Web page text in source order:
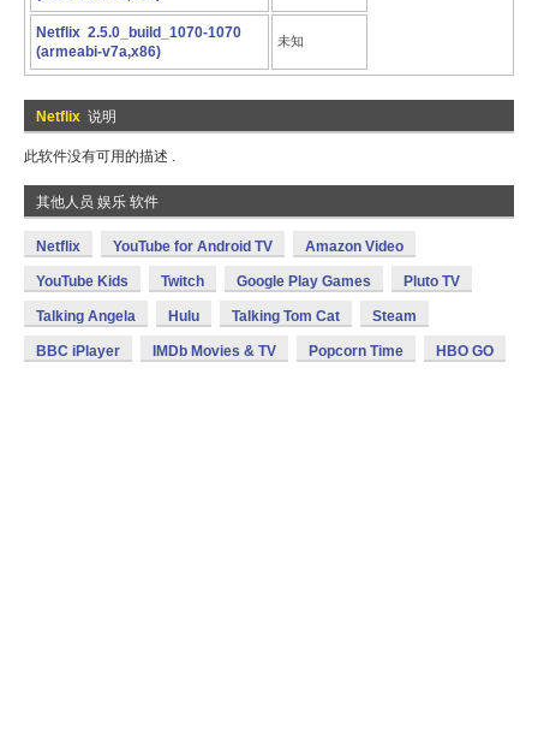
Netflix 2.5.0_build_1070-1070
(armeabi-v7a,x86)
未知
Netflix 说明
此软件没有可用的描述 .
其他人员 娱乐 软件
Netflix YouTube for Android TV Amazon Video
YouTube Kids Twitch Google Play Games Pluto TV
Talking Angela Hulu Talking Tom Cat Steam
BBC iPlayer IMDb Movies & TV Popcorn Time HBO GO